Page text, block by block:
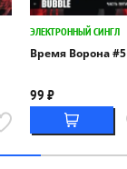
ЭЛЕКТРОННЫЙ СИНГЛ
Время Ворона #5
99 ₽